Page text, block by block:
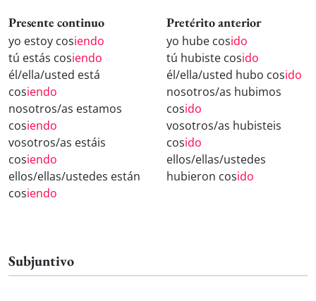
Presente continuo
yo estoy cosiendo
tú estás cosiendo
él/ella/usted está
cosiendo
nosotros/as estamos
cosiendo
vosotros/as estáis
cosiendo
ellos/ellas/ustedes están
cosiendo
Pretérito anterior
yo hube cosido
tú hubiste cosido
él/ella/usted hubo cosido
nosotros/as hubimos
cosido
vosotros/as hubisteis
cosido
ellos/ellas/ustedes
hubieron cosido
Subjuntivo